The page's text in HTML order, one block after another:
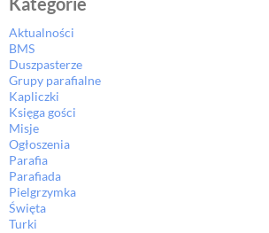
Aktualności
BMS
Duszpasterze
Grupy parafialne
Kapliczki
Księga gości
Misje
Ogłoszenia
Parafia
Parafiada
Pielgrzymka
Święta
Turki